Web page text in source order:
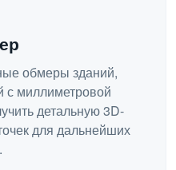
обмеры зданий,
с миллиметровой
детальную 3D-
для дальнейших